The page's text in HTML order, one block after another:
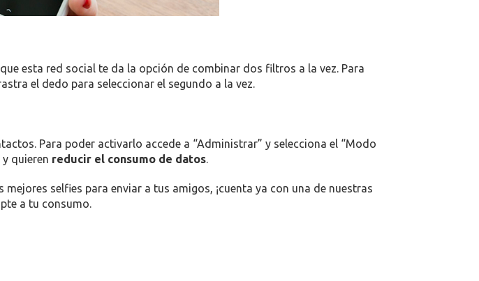
esta red social te da la opción de combinar dos filtros a la vez. Para
el dedo para seleccionar el segundo a la vez.
Para poder activarlo accede a “Administrar” y selecciona el “Modo
quieren reducir el consumo de datos.
selfies para enviar a tus amigos, ¡cuenta ya con una de nuestras
a tu consumo.